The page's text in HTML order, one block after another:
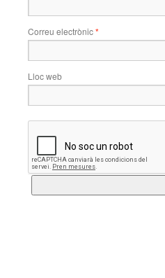
Correu electrònic*
Lloc web